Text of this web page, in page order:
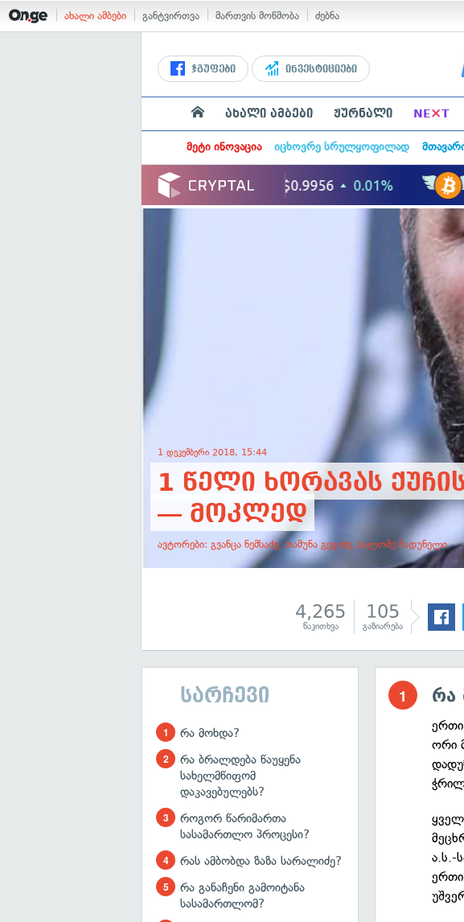
ახალი ამბები განტვირთვა მართვის მოწმობა ძებნა
ჯგუფები ინვესტიციები
ახალი ამბები ჟურნალი NE×T
მეტი ინოვაცია იცხოვრე სრულყოფილად
1 დეკემბერი 2018, 15:44
1 წელი ხორავას
— მოკლედ
ავტორები: გვანცა ნემსაძე,თამუნა გეგიძე, სალომე ჩადუნელი
4,265
წაკითხვა
105
გაზიარება
სარჩევი
რა მოხდა?
რა ბრალდება წაუყენა
სახელმწიფომ
დაკავებულებს?
როგორ წარიმართა
სასამართლო პროცესი?
რას ამბობდა ზაზა სარალიძე?
რა განაჩენი გამოიტანა
სასამართლომ?
რა
ორი
ა.ს.-